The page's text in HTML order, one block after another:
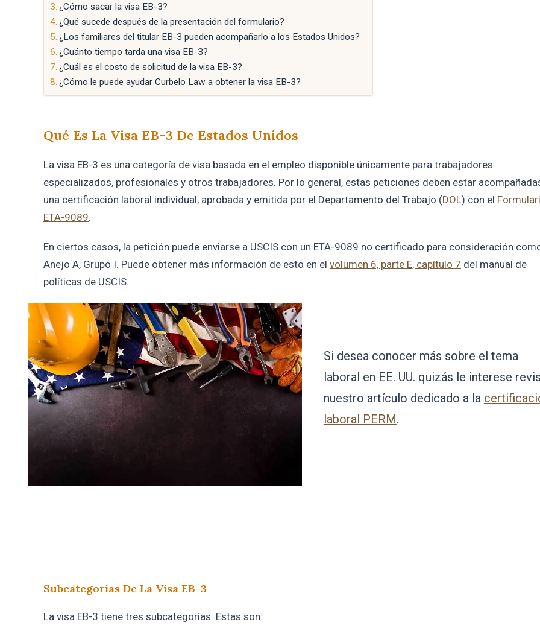
¿Cómo sacar la visa EB-3?
¿Qué sucede después de la presentación del formulario?
¿Los familiares del titular EB-3 pueden acompañarlo a los Estados Unidos?
¿Cuánto tiempo tarda una visa EB-3?
¿Cuál es el costo de solicitud de la visa EB-3?
¿Cómo le puede ayudar Curbelo Law a obtener la visa EB-3?
Qué Es La Visa EB-3 De Estados Unidos
La visa EB-3 es una categoría de visa basada en el empleo disponible únicamente para trabajadores
especializados, profesionales y otros trabajadores. Por lo general, estas peticiones deben estar
una certificación laboral individual, aprobada y emitida por el Departamento del Trabajo (DOL) con el
ETA-9089.
En ciertos casos, la petición puede enviarse a USCIS con un ETA-9089 no certificado para consideración
Anejo A, Grupo I. Puede obtener más información de esto en el volumen 6, parte E, capítulo 7 del manual de
políticas de USCIS.
Si desea conocer más sobre el tema
laboral en EE. UU. quizás le interese
nuestro artículo dedicado a la
laboral PERM.
Subcategorías De La Visa EB-3
La visa EB-3 tiene tres subcategorías. Estas son: